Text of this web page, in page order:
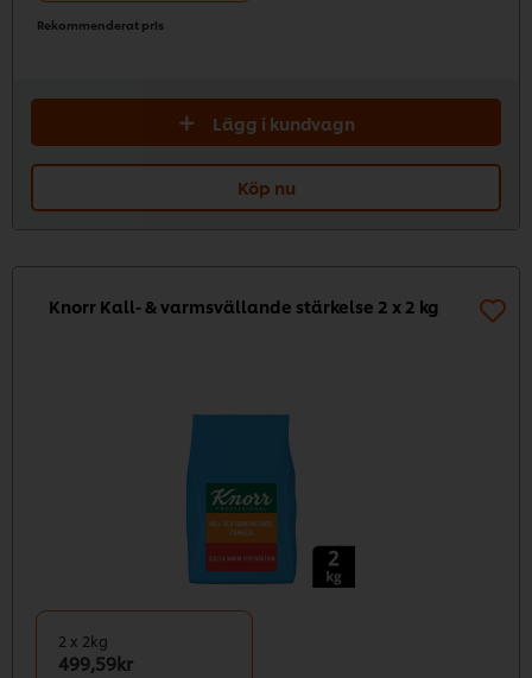
Rekommenderat pris
Lägg i kundvagn
Köp nu
Knorr Kall- & varmsvällande stärkelse 2 x 2 kg
2 x 2kg
499,59kr